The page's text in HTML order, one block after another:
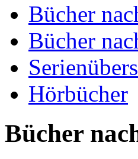
Bücher
Bücher
Hörbücher
Bücher